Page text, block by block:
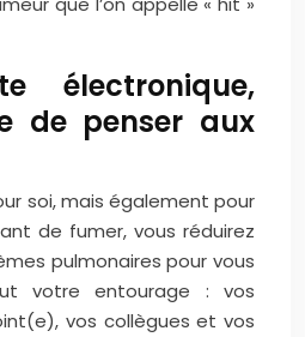
électronique,
de penser aux
soi, mais également pour
de fumer, vous réduirez
pulmonaires pour vous
votre entourage : vos
vos collègues et vos